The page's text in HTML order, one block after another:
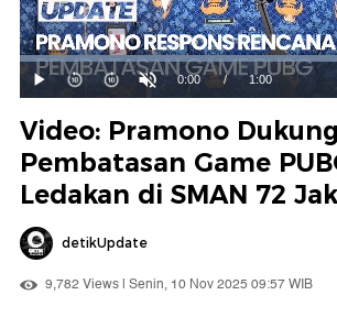
Mainkan
Suara
Hidup
Waktu
0:00 / Durasi
1:00
Dimuat:
100.00%
Video: Pramono
Pembatasan Game
Ledakan di SMAN 72
detikUpdate
9,782 Views | Senin, 10 Nov 2025 09:57 WIB